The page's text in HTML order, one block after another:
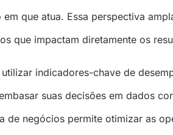
que atua. Essa perspectiva
que impactam diretamente os
indicadores-chave de
suas decisões em dados
de negócios permite otimizar as